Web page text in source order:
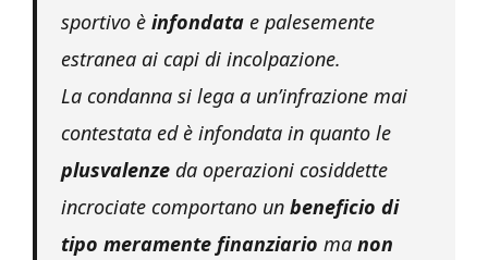
sportivo è infondata e palesemente
estranea ai capi di incolpazione.
La condanna si lega a un’infrazione mai
contestata ed è infondata in quanto le
plusvalenze da operazioni cosiddette
incrociate comportano un beneficio di
tipo meramente finanziario ma non